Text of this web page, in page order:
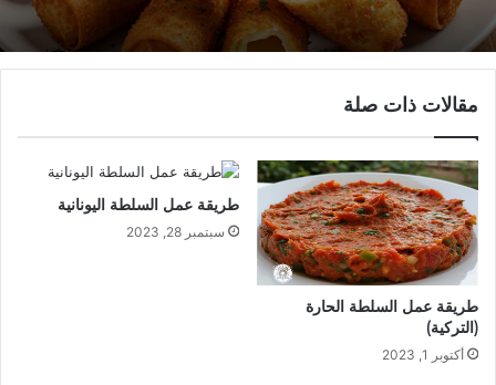
طريقة عمل سبرينغ رول الجبن
طريقة عمل سلطة الزيتون
مقالات ذات صلة
طريقة عمل السلطة الحارة
(التركية)
أكتوبر 1, 2023
طريقة عمل السلطة اليونانية
سبتمبر 28, 2023